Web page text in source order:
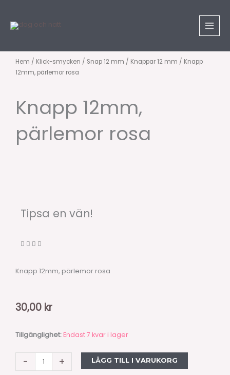
innehåll
Hem / Klick-smycken / Snap 12 mm / Knappar 12 mm / Knapp
12mm, pärlemor rosa
Knapp 12mm,
pärlemor rosa
Tipsa en vän!
Knapp 12mm, pärlemor rosa
30,00 kr
Tillgänglighet:Endast 7 kvar i lager
-
Knapp
pärlemor
rosa
+ LÄGG TILL I VARUKORG